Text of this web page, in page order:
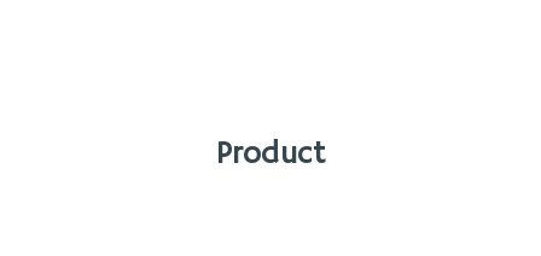
Product